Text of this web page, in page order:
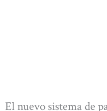
El nuevo sistema de